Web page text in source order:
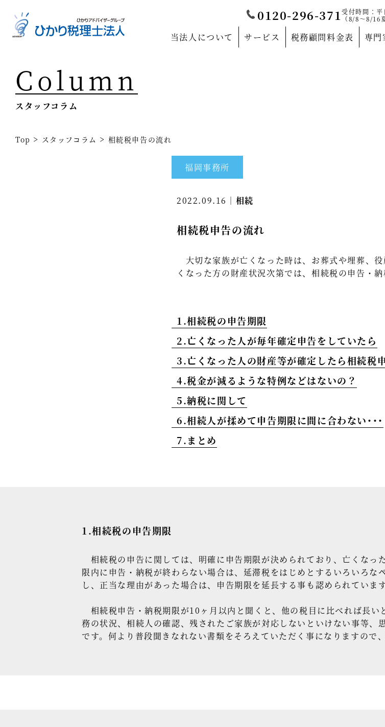
0120-296-371受付時間：
（8/8～8/16
当法人について
サービス 税務顧問料金表 専門
Top
事業承継の専門家
税務調査の専門家
医療業界の専門家
Column
スタッフコラム
Top > スタッフコラム > 相続税申告の流れ
福岡事務所
2022.09.16｜ 相続
相続税申告の流れ
大切な家族が亡くなった時は、お葬式や埋葬、
くなった方の財産状況次第では、相続税の申告・納
1.相続税の申告期限
2.亡くなった人が毎年確定申告をしていたら
3.亡くなった人の財産等が確定したら相続税
4.税金が減るような特例などはないの？
5.納税に関して
6.相続人が揉めて申告期限に間に合わない･･･
7.まとめ
1.相続税の申告期限
相続税の申告に関しては、明確に申告期限が決められており、亡くなっ
限内に申告・納税が終わらない場合は、延滞税をはじめとするいろいろな
し、正当な理由があった場合は、申告期限を延長する事も認められています
相続税申告・納税期限が10ヶ月以内と聞くと、他の税目に比べれば長い
務の状況、相続人の確認、残されたご家族が対応しないといけない事等
です。何より普段聞きなれない書類をそろえていただく事になりますので